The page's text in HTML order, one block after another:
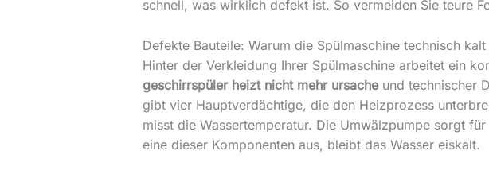
schnell, was wirklich defekt ist. So vermeiden Sie teure
Defekte Bauteile: Warum die Spülmaschine technisch
Hinter der Verkleidung Ihrer Spülmaschine arbeitet ein
geschirrspüler heizt nicht mehr ursacheund technischer
gibt vier Hauptverdächtige, die den Heizprozess
misst die Wassertemperatur. Die Umwälzpumpe sorgt
eine dieser Komponenten aus, bleibt das Wasser eiskalt.